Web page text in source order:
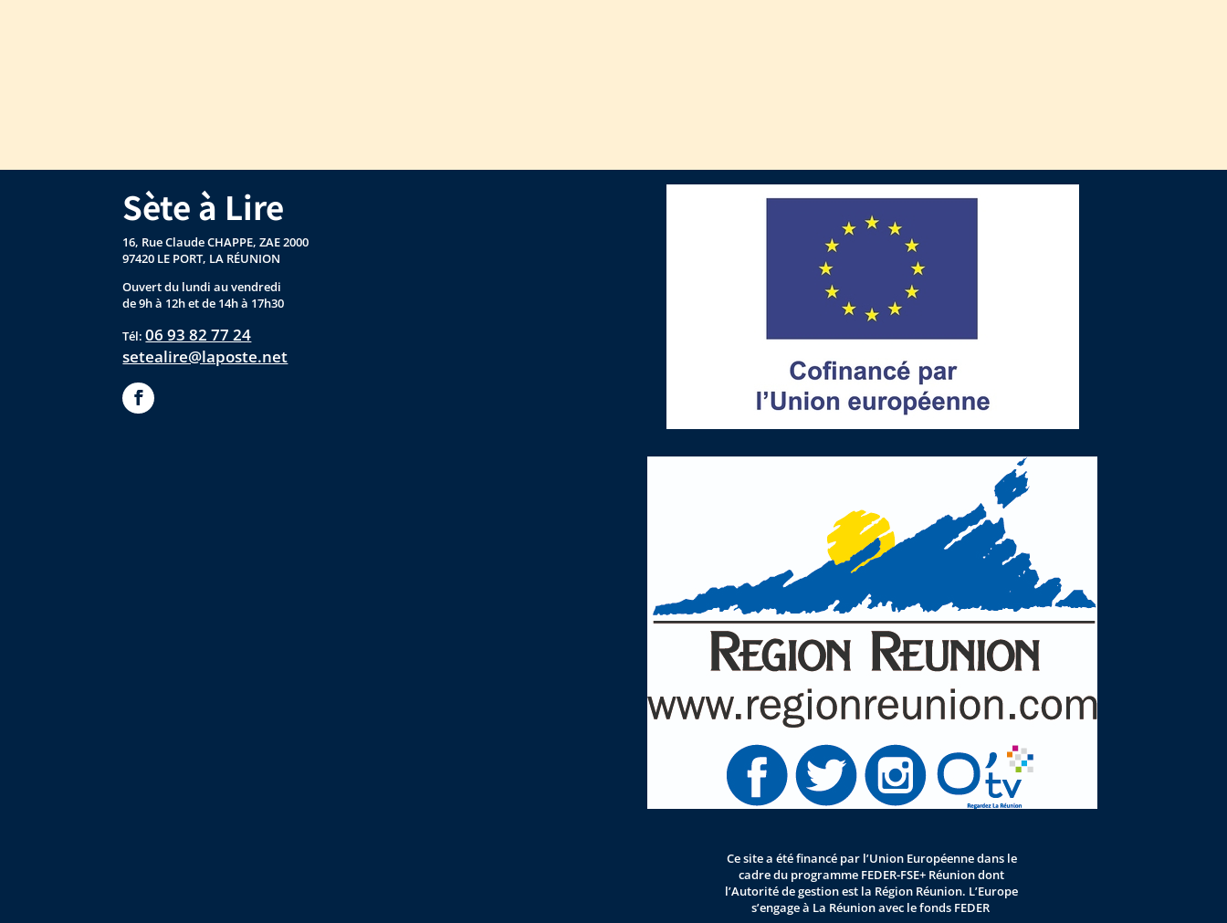
Sète à Lire
16, Rue Claude CHAPPE, ZAE 2000
97420 LE PORT, LA RÉUNION
Ouvert du lundi au vendredi
de 9h à 12h et de 14h à 17h30
Tél:06 93 82 77 24
setealire@laposte.net
Ce site a été financé par l’Union Européenne dans le
cadre du programme FEDER-FSE+ Réunion dont
l’Autorité de gestion est la Région Réunion. L’Europe
s’engage à La Réunion avec le fonds FEDER